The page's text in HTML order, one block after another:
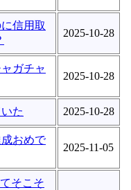
信用取
2025-10-28
ガチャ
2025-10-28
た 2025-10-28
おめで
2025-11-05
そこそ